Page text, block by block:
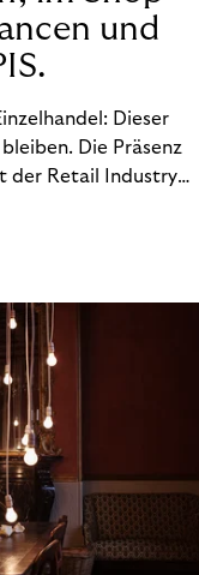
und
Dieser
Die Präsenz
der Retail Industry
kann. Ein fester
im Shop ab. BOPIS
aber auch seinen
oder zusätzliche
der Risiken. Ist es
Vor- und Nachteile